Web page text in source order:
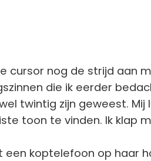
cursor nog de strijd aan
die ik eerder
twintig zijn geweest. Mij
toon te vinden. Ik klap
een koptelefoon op haar